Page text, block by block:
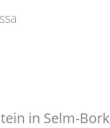
in Selm-Bork